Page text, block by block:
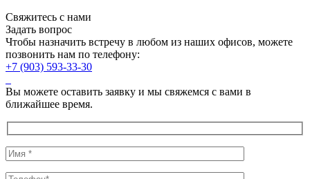
Свяжитесь с нами
Задать вопрос
Чтобы назначить встречу в любом из наших офисов, можете
позвонить нам по телефону:
+7 (903) 593-33-30
Вы можете оставить заявку и мы свяжемся с вами в
ближайшее время.